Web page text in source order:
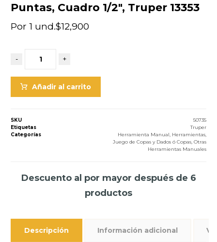
Puntas, Cuadro 1/2″, Truper 13353
$12,900
Por 1 und.
- +
Añadir al carrito
SKU
50735
Etiquetas
Truper
Categorías
Herramienta Manual Herramientas,
Juego de Copas y Dados ó Copas, Otras
Herramientas Manuales
Descuento al por mayor después de 6
productos
Descripción Información adicional